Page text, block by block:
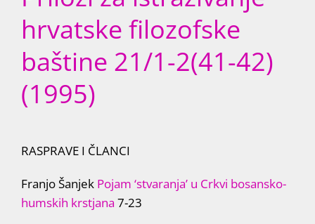
hrvatske filozofske
baštine 21/1-2(41-42)
(1995)
RASPRAVE I ČLANCI
Franjo Šanjek Pojam ‘stvaranja’ u Crkvi bosansko-
humskih krstjana 7-23